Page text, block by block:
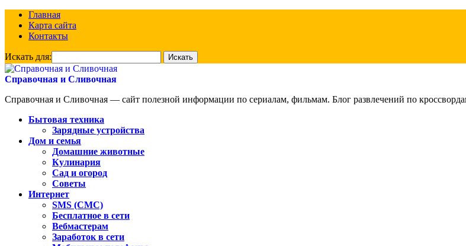
Главная
Карта сайта
Контакты
Искать для:
Справочная и Сливочная
Справочная и Сливочная — сайт полезной информации по сериалам, фильмам. Блог развлечений по
Бытовая техника
Зарядные устройства
Дом и семья
Домашние животные
Кулинария
Сад и огород
Советы
Интернет
SMS (СМС)
Бесплатное в сети
Вебмастерам
Заработок в сети